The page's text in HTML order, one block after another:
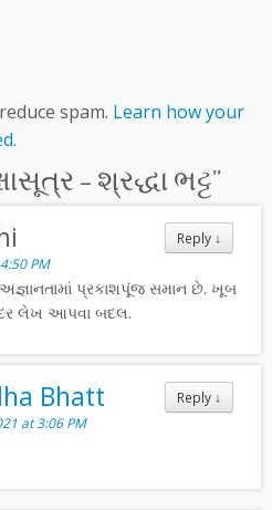
spam. Learn how your
– શ્રદ્ધા ભટ્ટ”
Reply ↓
PM
પ્રકાશપૂંજ સમાન છે. ખૂબ
લેખ આપવા બદલ.
Reply ↓
Bhatt
at 3:06 PM